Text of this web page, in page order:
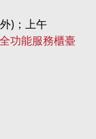
)；上午
功能服務櫃臺